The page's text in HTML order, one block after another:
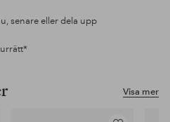
senare eller dela upp
Visa mer